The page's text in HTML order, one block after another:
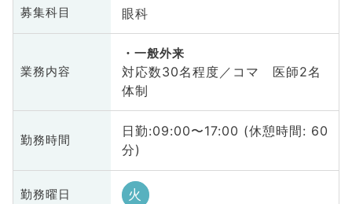
募集科目 眼科
業務内容
一般外来
対応数30名程度／コマ 医師2名
体制
勤務時間
日勤:09:00〜17:00 (休憩時間: 60
分)
勤務曜日 火